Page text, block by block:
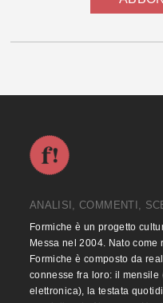
ANALISI, COMMENTI,
Formiche è un progetto
Messa nel 2004. Nato come
Formiche è composto da
connesse fra loro: il
elettronica), la testata